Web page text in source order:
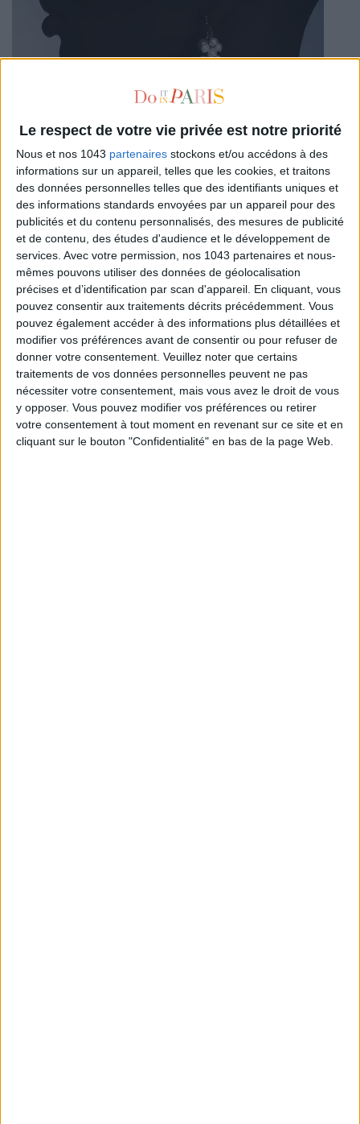
Le respect de votre vie privée est notre priorité
Nous et nos 1043 partenaires stockons et/ou accédons à des
informations sur un appareil, telles que les cookies, et traitons
des données personnelles telles que des identifiants uniques et
des informations standards envoyées par un appareil pour des
publicités et du contenu personnalisés, des mesures de publicité
et de contenu, des études d'audience et le développement de
services. Avec votre permission, nos 1043 partenaires et nous-
mêmes pouvons utiliser des données de géolocalisation
précises et d’identification par scan d'appareil. En cliquant, vous
pouvez consentir aux traitements décrits précédemment. Vous
pouvez également accéder à des informations plus détaillées et
modifier vos préférences avant de consentir ou pour refuser de
donner votre consentement. Veuillez noter que certains
traitements de vos données personnelles peuvent ne pas
nécessiter votre consentement, mais vous avez le droit de vous
y opposer. Vous pouvez modifier vos préférences ou retirer
votre consentement à tout moment en revenant sur ce site et en
cliquant sur le bouton "Confidentialité" en bas de la page Web.
AUTRES SUGGESTIONS
3 SUBLIMES TERRASSES OUVERTES
TOUT LE MOIS D’AOÛT
LES MEILLEURES TABLES
PARIS